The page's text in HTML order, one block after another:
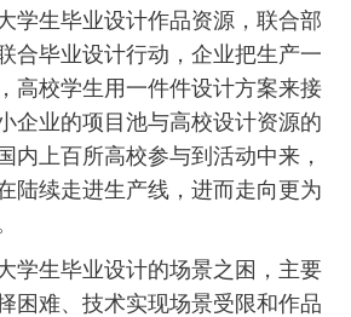
学生毕业设计作品资源，联合部
合毕业设计行动，企业把生产一
高校学生用一件件设计方案来接
企业的项目池与高校设计资源的
内上百所高校参与到活动中来，
陆续走进生产线，进而走向更为
生毕业设计的场景之困，主要
困难、技术实现场景受限和作品